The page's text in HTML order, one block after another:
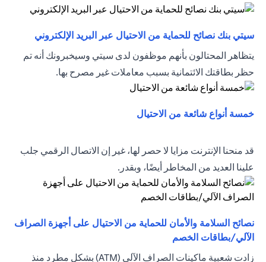
سيتي بنك نصائح للحماية من الاحتيال عبر البريد الإلكتروني
يتظاهر المحتالون بأنهم موظفون لدى سيتي وسيخبرونك أنه تم
حظر بطاقتك الائتمانية بسبب معاملات غير مصرح بها.
خمسة أنواع شائعة من الاحتيال
قد منحنا الإنترنت مزايا لا حصر لها، غير إن الاتصال الرقمي جلب
علينا العديد من المخاطر أيضًا، وبقدر.
نصائح السلامة والأمان للحماية من الاحتيال على أجهزة الصراف
الآلي/بطاقات الخصم
زادت شعبية ماكينات الصراف الآلي (ATM) بشكل مطرد منذ